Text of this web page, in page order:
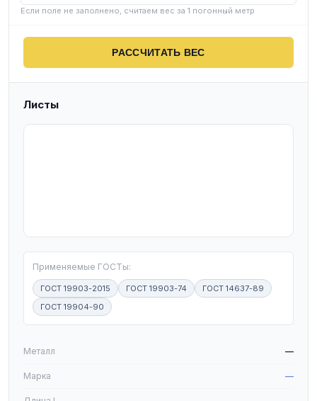
Если поле не заполнено, считаем вес за 1 погонный метр
РАССЧИТАТЬ ВЕС
Листы
Применяемые ГОСТы:
ГОСТ 19903-2015 ГОСТ 19903-74
ГОСТ 14637-89
ГОСТ 19904-90
Металл —
Марка —